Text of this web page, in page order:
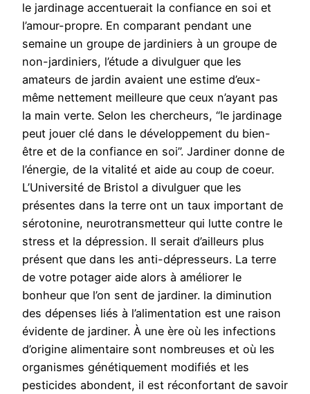
le jardinage accentuerait la confiance en soi et
l’amour-propre. En comparant pendant une
semaine un groupe de jardiniers à un groupe de
non-jardiniers, l’étude a divulguer que les
amateurs de jardin avaient une estime d’eux-
même nettement meilleure que ceux n’ayant pas
la main verte. Selon les chercheurs, “le jardinage
peut jouer clé dans le développement du bien-
être et de la confiance en soi”. Jardiner donne de
l’énergie, de la vitalité et aide au coup de coeur.
L’Université de Bristol a divulguer que les
présentes dans la terre ont un taux important de
sérotonine, neurotransmetteur qui lutte contre le
stress et la dépression. Il serait d’ailleurs plus
présent que dans les anti-dépresseurs. La terre
de votre potager aide alors à améliorer le
bonheur que l’on sent de jardiner. la diminution
des dépenses liés à l’alimentation est une raison
évidente de jardiner. À une ère où les infections
d’origine alimentaire sont nombreuses et où les
organismes génétiquement modifiés et les
pesticides abondent, il est réconfortant de savoir